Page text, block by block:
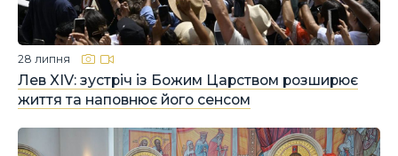
Лев XIV: зустріч із Божим Царством розширює
життя та наповнює його сенсом
28 липня